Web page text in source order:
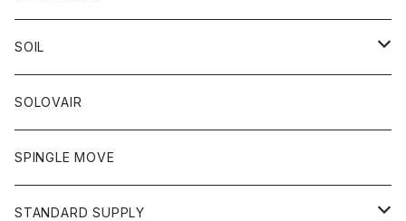
ボトム
ワンピース
トップス
Tシャツ
トレーナー
ボトム
ショートパンツ
スカート
レディース
スカート
アクセサリー
カーディガン
コート
グッズ
ネクタイ
グローブ
アクセサリー
トップス
カットソー
ボトム
ボトム
ジーンズ
チノパン
トップス
ポロシャツ
ベスト
靴
SOIL
靴
ワンピース
トップス
SOLOVAIR
SPINGLE MOVE
STANDARD SUPPLY